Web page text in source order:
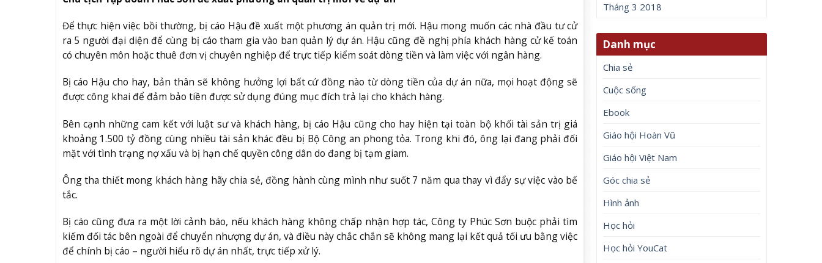
Để thực hiện việc bồi thường, bị cáo Hậu đề xuất một phương án quản trị mới. Hậu mong muốn các nhà đầu tư cử
ra 5 người đại diện để cùng bị cáo tham gia vào ban quản lý dự án. Hậu cũng đề nghị phía khách hàng cử kế toán
có chuyên môn hoặc thuê đơn vị chuyên nghiệp để trực tiếp kiểm soát dòng tiền và làm việc với ngân hàng.
Bị cáo Hậu cho hay, bản thân sẽ không hưởng lợi bất cứ đồng nào từ dòng tiền của dự án nữa, mọi hoạt động sẽ
được công khai để đảm bảo tiền được sử dụng đúng mục đích trả lại cho khách hàng.
Bên cạnh những cam kết với luật sư và khách hàng, bị cáo Hậu cũng cho hay hiện tại toàn bộ khối tài sản trị giá
khoảng 1.500 tỷ đồng cùng nhiều tài sản khác đều bị Bộ Công an phong tỏa. Trong khi đó, ông lại đang phải đối
mặt với tình trạng nợ xấu và bị hạn chế quyền công dân do đang bị tạm giam.
Ông tha thiết mong khách hàng hãy chia sẻ, đồng hành cùng mình như suốt 7 năm qua thay vì đẩy sự việc vào bế
tắc.
Bị cáo cũng đưa ra một lời cảnh báo, nếu khách hàng không chấp nhận hợp tác, Công ty Phúc Sơn buộc phải tìm
kiếm đối tác bên ngoài để chuyển nhượng dự án, và điều này chắc chắn sẽ không mang lại kết quả tối ưu bằng việc
để chính bị cáo – người hiểu rõ dự án nhất, trực tiếp xử lý.
Tháng 3 2018
Danh mục
Chia sẻ
Cuộc sống
Ebook
Giáo hội Hoàn Vũ
Giáo hội Việt Nam
Góc chia sẻ
Hình ảnh
Học hỏi
Học hỏi YouCat